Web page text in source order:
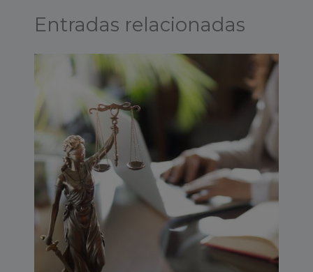
Entradas relacionadas